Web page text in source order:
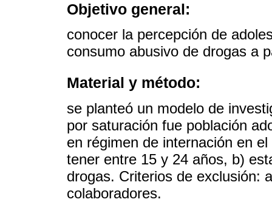
Objetivo general:
conocer la percepción de
consumo abusivo de drogas a
Material y método:
se planteó un modelo de
por saturación fue población
en régimen de internación en
tener entre 15 y 24 años, b)
drogas. Criterios de exclusión:
colaboradores.